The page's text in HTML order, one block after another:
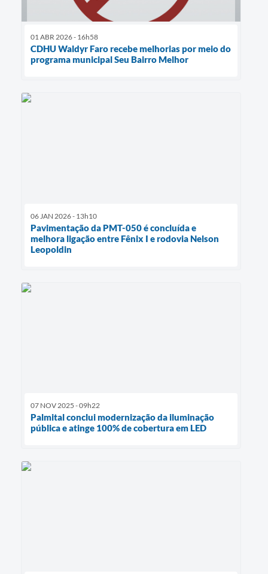
01 ABR 2026 - 16h58
CDHU Waldyr Faro recebe melhorias por meio do
programa municipal Seu Bairro Melhor
06 JAN 2026 - 13h10
Pavimentação da PMT-050 é concluída e
melhora ligação entre Fênix I e rodovia Nelson
Leopoldin
07 NOV 2025 - 09h22
Palmital conclui modernização da iluminação
pública e atinge 100% de cobertura em LED